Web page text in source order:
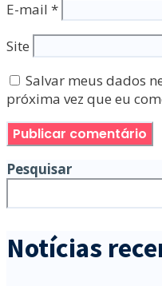
E-mail *
Site
Salvar meus dados
próxima vez que eu
Pesquisar
Notícias